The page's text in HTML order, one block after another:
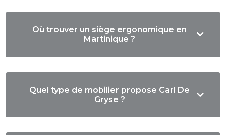
Où trouver un siège ergonomique en
Martinique ?
Quel type de mobilier propose Carl De
Gryse ?